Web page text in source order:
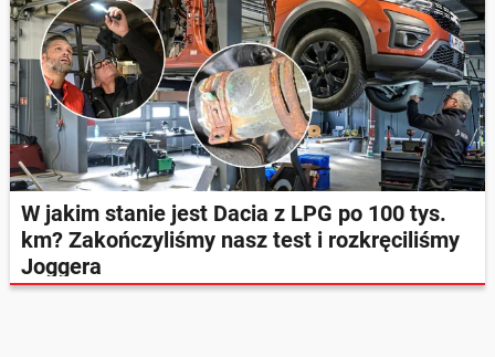
W jakim stanie jest Dacia z LPG po 100 tys.
km? Zakończyliśmy nasz test i rozkręciliśmy
Joggera